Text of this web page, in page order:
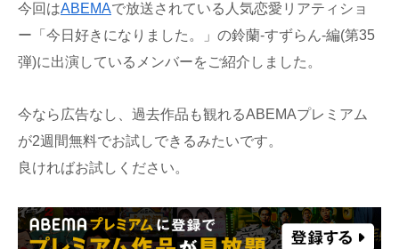
今回はABEMAで放送されている人気恋愛リアティショ
ー「今日好きになりました。」の鈴蘭-すずらん-編(第35
弾)に出演しているメンバーをご紹介しました。
今なら広告なし、過去作品も観れるABEMAプレミアム
が2週間無料でお試しできるみたいです。
良ければお試しください。